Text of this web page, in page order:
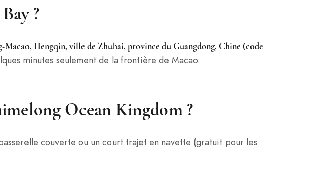
?
Hengqin, ville de Zhuhai, province du Guangdong, Chine (code
minutes seulement de la frontière de Macao.
Ocean Kingdom ?
couverte ou un court trajet en navette (gratuit pour les